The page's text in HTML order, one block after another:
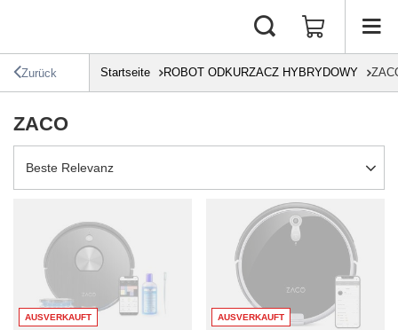
Zurück Startseite ROBOT ODKURZACZ HYBRYDOWY
ZACO
Sortierung ändern
Beste Relevanz
AUSVERKAUFT AUSVERKAUFT